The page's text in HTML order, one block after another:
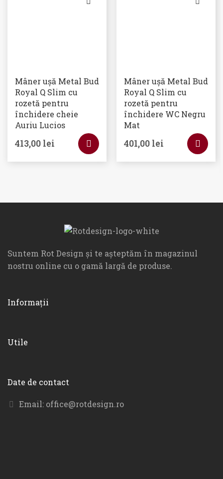
Mâner ușă Metal Bud
Royal Q Slim cu
rozetă pentru
închidere cheie
Auriu Lucios
413,00 lei
Mâner ușă Metal Bud
Royal Q Slim cu
rozetă pentru
închidere WC Negru
Mat
401,00 lei
Suntem Rot Design și te așteptăm în magazinul
nostru online cu o gamă largă de produse.
Informații
Utile
Date de contact
Email: office@rotdesign.ro